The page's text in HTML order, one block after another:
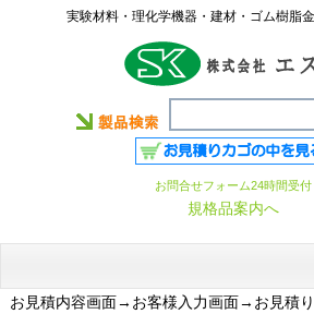
実験材料・理化学機器・建材・ゴム樹脂
お問合せフォーム24時間受付
規格品案内へ
お見積内容画面→お客様入力画面→お見積